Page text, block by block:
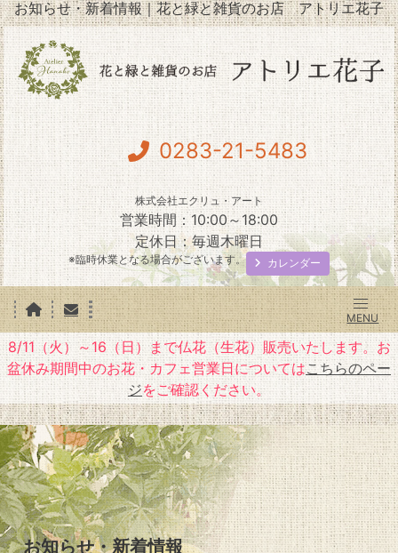
お知らせ・新着情報｜花と緑と雑貨のお店 アトリエ花子
0283-21-5483
株式会社エクリュ・アート
営業時間：10:00～18:00
定休日：毎週木曜日
※臨時休業となる場合がございます。 カレンダー
8/11（火）～16（日）まで仏花（生花）販売いたします。お
盆休み期間中のお花・カフェ営業日についてはこちらのペー
ジをご確認ください。
お知らせ・新着情報